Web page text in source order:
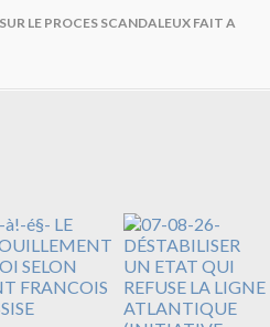
LE PROCES SCANDALEUX FAIT A